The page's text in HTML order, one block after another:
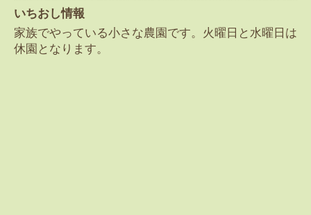
いちおし情報
家族でやっている小さな農園です。火曜日と水曜日は
休園となります。